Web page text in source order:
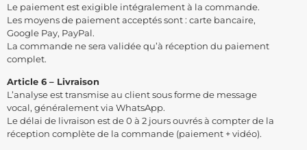
Le paiement est exigible intégralement à la commande.
Les moyens de paiement acceptés sont : carte bancaire,
Google Pay, PayPal.
La commande ne sera validée qu’à réception du paiement
complet.
Article 6 – Livraison
L’analyse est transmise au client sous forme de message
vocal, généralement via WhatsApp.
Le délai de livraison est de 0 à 2 jours ouvrés à compter de la
réception complète de la commande (paiement + vidéo).